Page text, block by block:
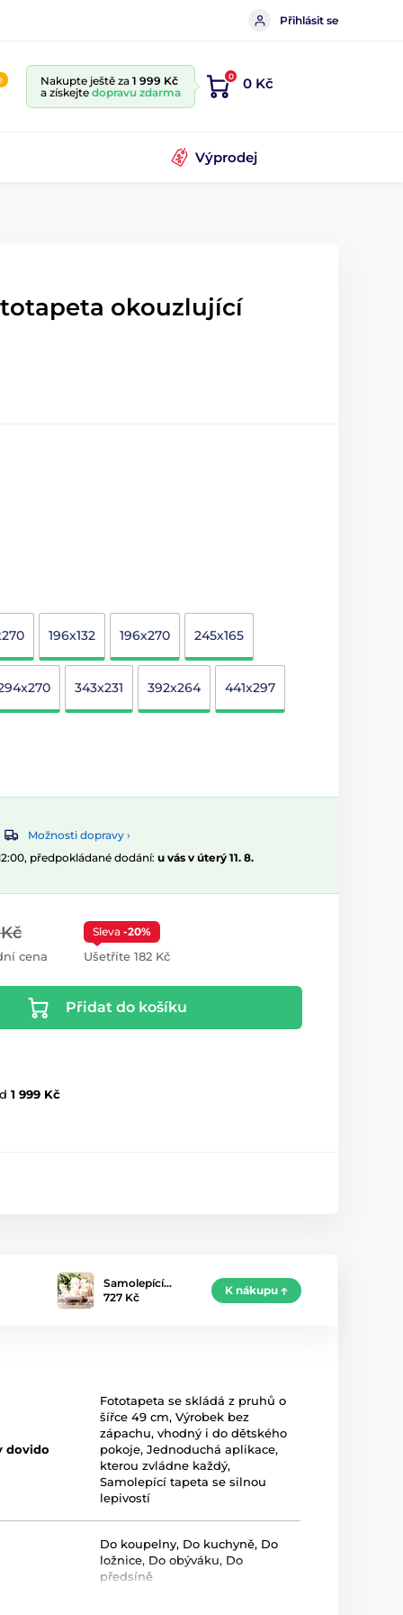
Přihlásit se
Nakupte ještě za 1 999 Kč
a získejte dopravu zdarma
0 0 Kč
Výprodej
okouzlující
196x132 196x270 245x165
343x231 392x264 441x297
Možnosti dopravy ›
předpokládané dodání: u vás v úterý 11. 8.
cena
Sleva -20%
Ušetříte 182 Kč
Přidat do košíku
1 999 Kč
Samolepící…
727 Kč
K nákupu
dovido
Fototapeta se skládá z pruhů o
šířce 49 cm,Výrobek bez
zápachu, vhodný i do dětského
pokoje,Jednoduchá aplikace,
kterou zvládne každý,
Samolepící tapeta se silnou
lepivostí
Do koupelny, Do kuchyně, Do
ložnice, Do obýváku, Do
předsíně